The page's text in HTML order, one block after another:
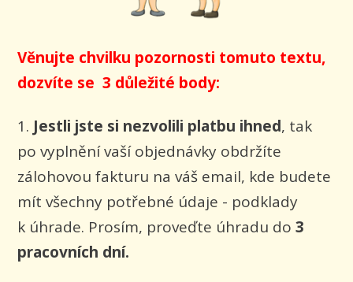
Věnujte chvilku pozornosti tomuto textu,
dozvíte se 3 důležité body:
1. Jestli jste si nezvolili platbu ihned, tak
po vyplnění vaší objednávky obdržíte
zálohovou fakturu na váš email, kde budete
mít všechny potřebné údaje - podklady
k úhrade. Prosím, proveďte úhradu do 3
pracovních dní.